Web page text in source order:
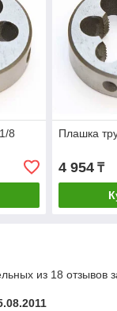
8 Плашка
4 954₸
из 18 отзывов